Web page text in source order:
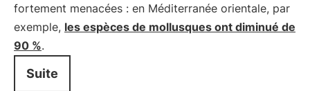
fortement menacées : en Méditerranée orientale, par
exemple, les espèces de mollusques ont diminué de
90 %.
Suite